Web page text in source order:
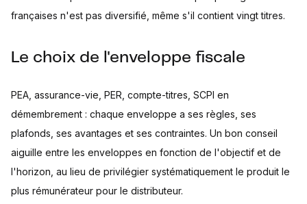
françaises n'est pas diversifié, même s'il contient vingt titres.
Le choix de l'enveloppe fiscale
PEA, assurance-vie, PER, compte-titres, SCPI en
démembrement : chaque enveloppe a ses règles, ses
plafonds, ses avantages et ses contraintes. Un bon conseil
aiguille entre les enveloppes en fonction de l'objectif et de
l'horizon, au lieu de privilégier systématiquement le produit le
plus rémunérateur pour le distributeur.